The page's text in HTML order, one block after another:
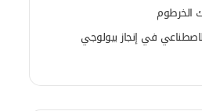
الخرطوم
في إنجاز بيولوجي